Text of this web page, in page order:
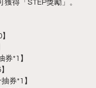
得「STEP獎勵」。
券*1】
券*1】